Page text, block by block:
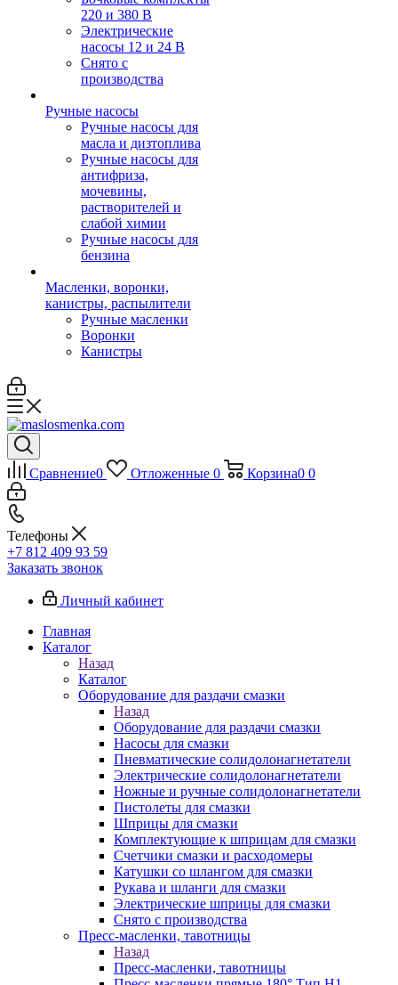
220 и 380 В
Электрические
насосы 12 и 24 В
Снято с
производства
Ручные насосы
Ручные насосы для
масла и дизтоплива
Ручные насосы для
антифриза,
мочевины,
растворителей и
слабой химии
Ручные насосы для
бензина
Масленки, воронки,
канистры, распылители
Ручные масленки
Воронки
Канистры
Сравнение0 Отложенные 0 Корзина0 0
Телефоны
+7 812 409 93 59
Заказать звонок
Личный кабинет
Главная
Каталог
Назад
Каталог
Оборудование для раздачи смазки
Назад
Оборудование для раздачи смазки
Насосы для смазки
Пневматические солидолонагнетатели
Электрические солидолонагнетатели
Ножные и ручные солидолонагнетатели
Пистолеты для смазки
Шприцы для смазки
Комплектующие к шприцам для смазки
Счетчики смазки и расходомеры
Катушки со шлангом для смазки
Рукава и шланги для смазки
Электрические шприцы для смазки
Снято с производства
Пресс-масленки, тавотницы
Назад
Пресс-масленки, тавотницы